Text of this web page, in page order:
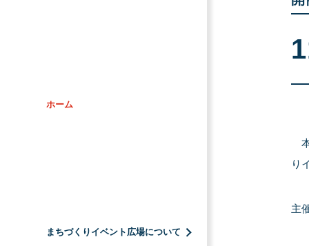
ホーム
まちづくりイベント広場について
り
主